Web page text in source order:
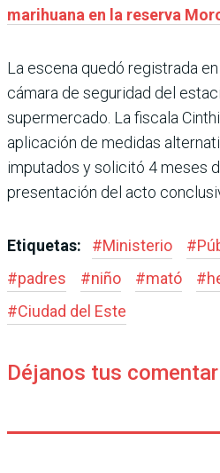
marihuana en la reserva
La escena quedó registrada
cámara de seguridad del
supermercado. La fiscala
aplicación de medidas
imputados y solicitó 4 meses
presentación del acto
Etiquetas: #Ministerio #
#padres #niño #mató #
#Ciudad del Este
Déjanos tus